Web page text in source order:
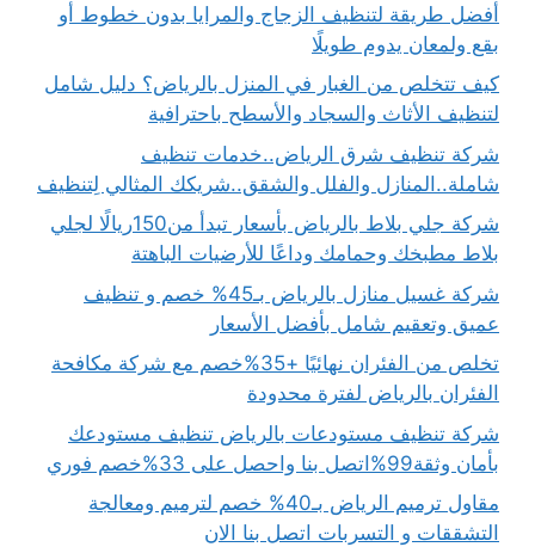
أفضل طريقة لتنظيف الزجاج والمرايا بدون خطوط أو
بقع ولمعان يدوم طويلًا
كيف تتخلص من الغبار في المنزل بالرياض؟ دليل شامل
لتنظيف الأثاث والسجاد والأسطح باحترافية
شركة تنظيف شرق الرياض..خدمات تنظيف
شاملة..المنازل والفلل والشقق..شريكك المثالي لِتنظيف
شركة جلي بلاط بالرياض بأسعار تبدأ من150ريالًا لجلي
بلاط مطبخك وحمامك وداعًا للأرضيات الباهتة
شركة غسيل منازل بالرياض بـ45% خصم و تنظيف
عميق وتعقيم شامل بأفضل الأسعار
تخلص من الفئران نهائيًا +35%خصم مع شركة مكافحة
الفئران بالرياض لفترة محدودة
شركة تنظيف مستودعات بالرياض تنظيف مستودعك
بأمان وثقة99%اتصل بنا واحصل على 33%خصم فوري
مقاول ترميم الرياض بـ40% خصم لترميم ومعالجة
التشققات و التسربات اتصل بنا الان